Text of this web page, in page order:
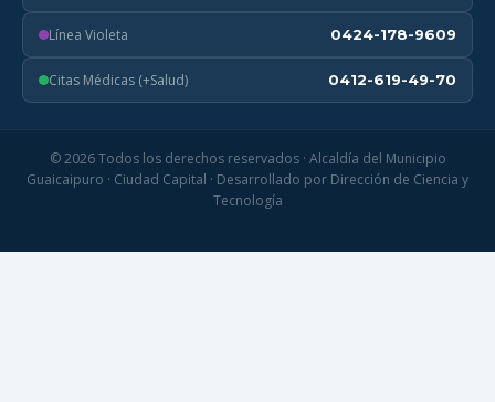
Línea Violeta 0424-178-9609
Citas Médicas (+Salud) 0412-619-49-70
© 2026 Todos los derechos reservados · Alcaldía del Municipio
Guaicaipuro · Ciudad Capital · Desarrollado por Dirección de Ciencia y
Tecnología